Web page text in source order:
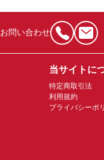
お問い合わせ
当サイトに
特定商取引法
利用規約
プライバシーポ